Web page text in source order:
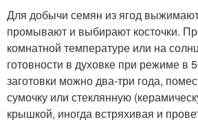
Для добычи семян из ягод
промывают и выбирают косточки.
комнатной температуре или на
готовности в духовке при режиме в
заготовки можно два-три года,
сумочку или стеклянную
крышкой, иногда встряхивая и